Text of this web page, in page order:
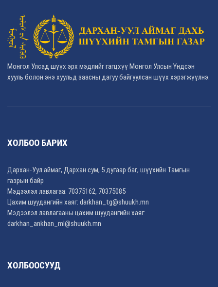
Монгол Улсад шүүх эрх мэдлийг гагцхүү Монгол Улсын Үндсэн
хууль болон энэ хуульд заасны дагуу байгуулсан шүүх хэрэгжүүлнэ.
ХОЛБОО БАРИХ
Дархан-Уул аймаг, Дархан сум, 5 дугаар баг, шүүхийн Тамгын
газрын байр
Мэдээлэл лавлагаа: 70375162, 70375085
Цахим шуудангийн хаяг: darkhan_tg@shuukh.mn
Мэдээлэл лавлагааны цахим шуудангийн хаяг:
darkhan_ankhan_ml@shuukh.mn
ХОЛБООСУУД